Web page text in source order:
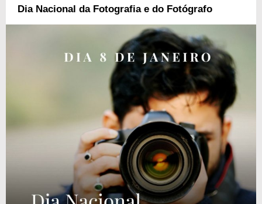
Dia Nacional da Fotografia e do Fotógrafo